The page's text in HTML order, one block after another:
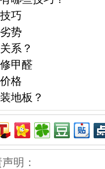
巧
势
系？
甲醛
格
地板？
明：